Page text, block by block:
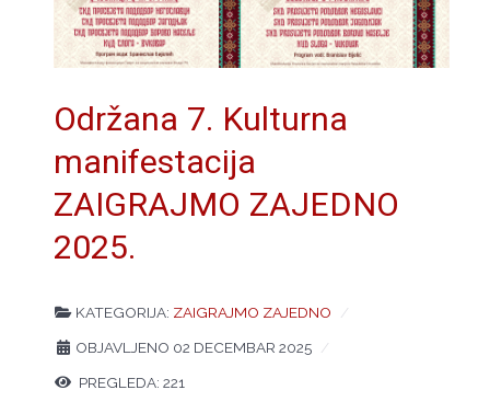
Održana 7. Kulturna
manifestacija
ZAIGRAJMO ZAJEDNO
2025.
KATEGORIJA: ZAIGRAJMO ZAJEDNO
OBJAVLJENO 02 DECEMBAR 2025
PREGLEDA: 221